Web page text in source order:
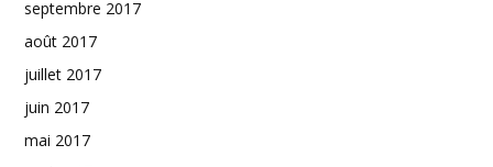
septembre 2017
août 2017
juillet 2017
juin 2017
mai 2017